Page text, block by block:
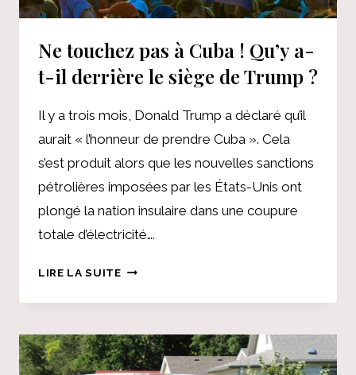
Ne touchez pas à Cuba ! Qu’y a-
t-il derrière le siège de Trump ?
Il y a trois mois, Donald Trump a déclaré qu’il
aurait « l’honneur de prendre Cuba ». Cela
s’est produit alors que les nouvelles sanctions
pétrolières imposées par les États-Unis ont
plongé la nation insulaire dans une coupure
totale d’électricité….
LIRE LA SUITENE
PAS
CUBA
!